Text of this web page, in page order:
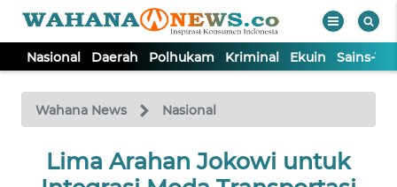
Nasional Daerah Polhukam Kriminal Ekuin Sains-
Wahana News Nasional
Lima Arahan Jokowi untuk
TV
Tutup
NASIONAL